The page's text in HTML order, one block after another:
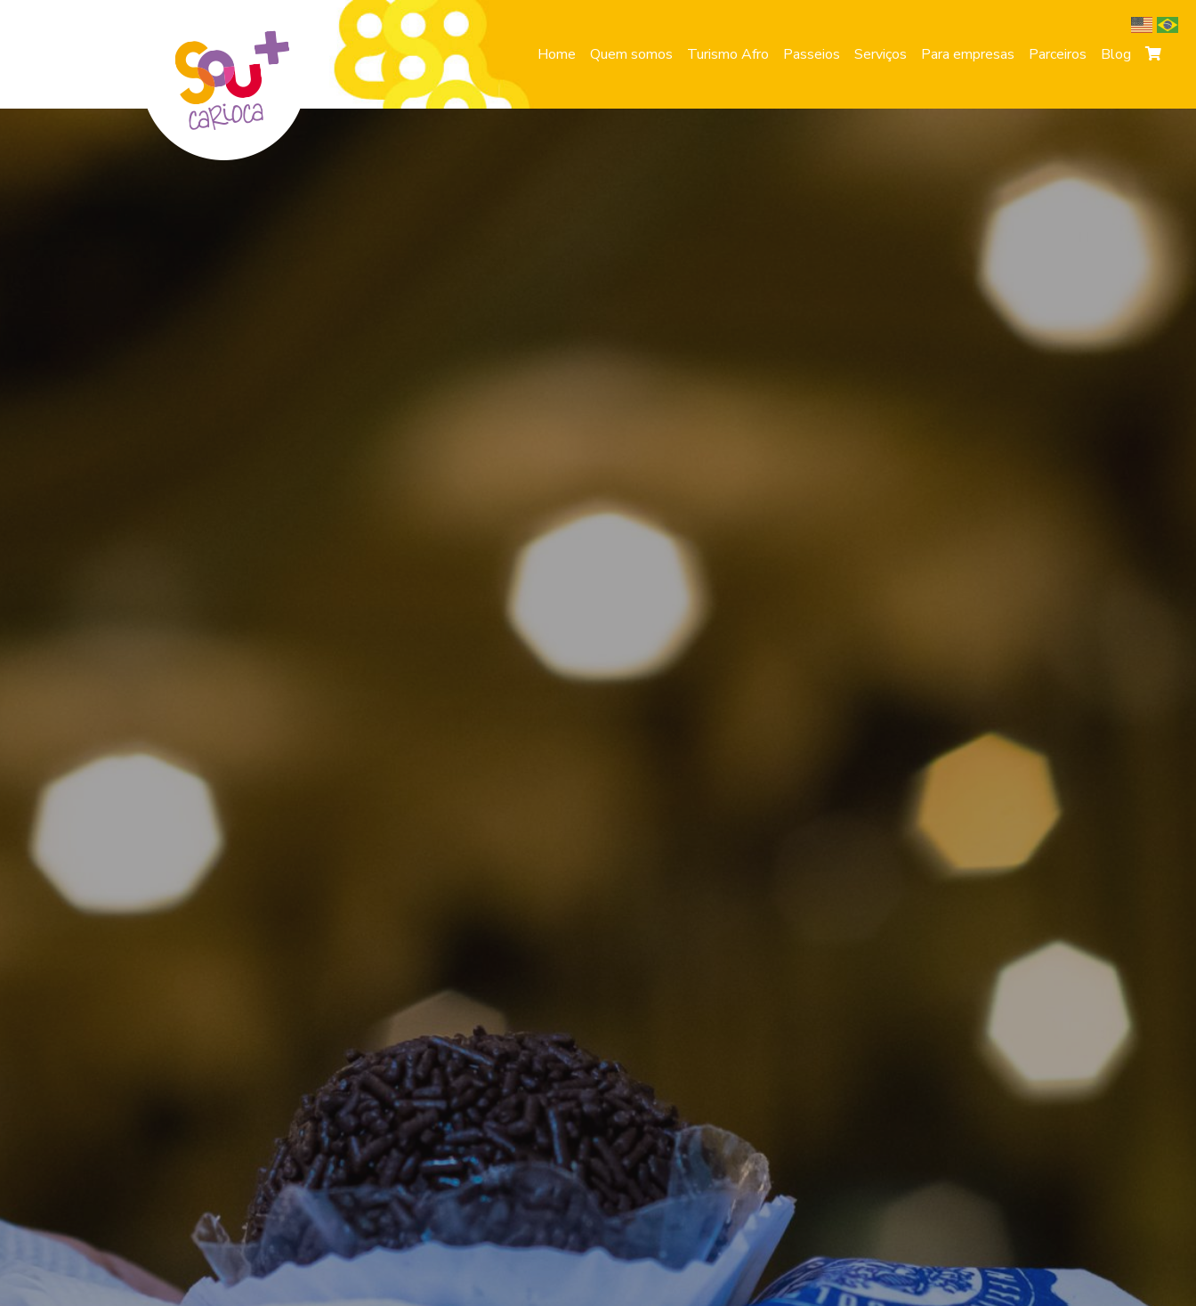
Home Quem somos Turismo Afro Passeios Serviços Para empresas Parceiros Blog